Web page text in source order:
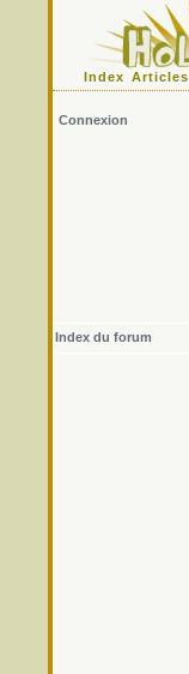
Index Articles
Connexion
Index du forum